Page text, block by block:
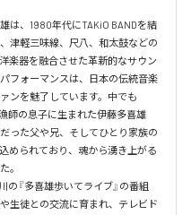
は、1980年代にTAKiO BANDを結
津軽三味線、尺八、和太鼓などの
楽器を融合させた革新的なサウン
フォーマンスは、日本の伝統音楽
ンを魅了しています。中でも
師の息子に生まれた伊藤多喜雄
った父や兄、そしてひとり家族の
められており、魂から湧き上がる
。
の『多喜雄歩いてライブ』の番組
生徒との交流に育まれ、テレビド